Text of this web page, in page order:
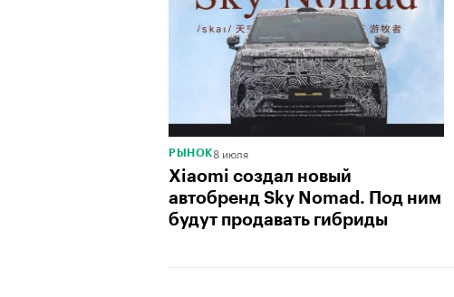
РЫНОК8 июля
Xiaomi создал новый
автобренд Sky Nomad. Под ним
будут продавать гибриды